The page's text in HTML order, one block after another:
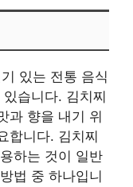
있는 전통 음식
습니다. 김치찌
과 향을 내기 위
합니다. 김치찌
하는 것이 일반
법 중 하나입니